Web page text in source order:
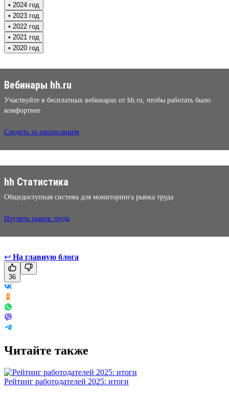
• 2024 год
• 2023 год
• 2022 год
• 2021 год
• 2020 год
Вебинары hh.ru
Участвуйте в бесплатных вебинарах от hh.ru, чтобы работать было
комфортнее
Следить за расписанием
hh Статистика
Общедоступная система для мониторинга рынка труда
Изучить рынок труда
↩ На главную блога
36
Читайте также
Рейтинг работодателей 2025: итоги